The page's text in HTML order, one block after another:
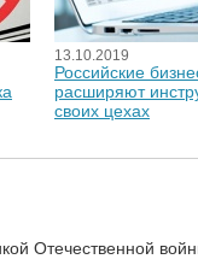
13.10.2019
Российские
расширяют
своих цехах
Отечественной